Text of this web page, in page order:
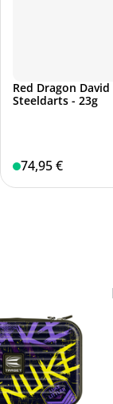
Red Dragon
Steeldarts - 23g
74,95 €